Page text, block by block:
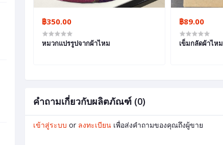
฿350.00
หมวกแปรรูปจากผ้าไหม
฿89.00
เข็มกลัดผ้าไหม
คำถามเกี่ยวกับผลิตภัณฑ์ (0)
เข้าสู่ระบบ or ลงทะเบียน เพื่อส่งคำถามของคุณถึงผู้ขาย